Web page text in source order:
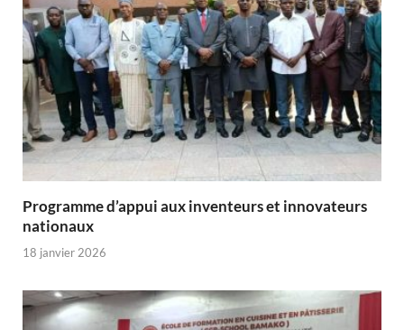
Programme d’appui aux inventeurs et innovateurs
nationaux
18 janvier 2026